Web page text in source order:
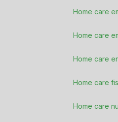
Home care
Home care
Home care
Home care
Home care